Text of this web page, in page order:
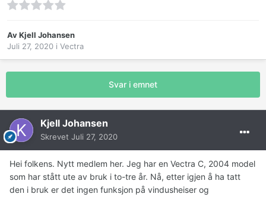
AvKjell Johansen
Juli 27, 2020 i Vectra
Svar i emnet
Kjell Johansen
Skrevet Juli 27, 2020
Hei folkens. Nytt medlem her. Jeg har en Vectra C, 2004 model
som har stått ute av bruk i to-tre år. Nå, etter igjen å ha tatt
den i bruk er det ingen funksjon på vindusheiser og